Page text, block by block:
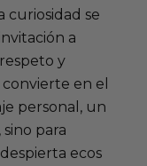
curiosidad se
a
y
en el
personal, un
para
ecos